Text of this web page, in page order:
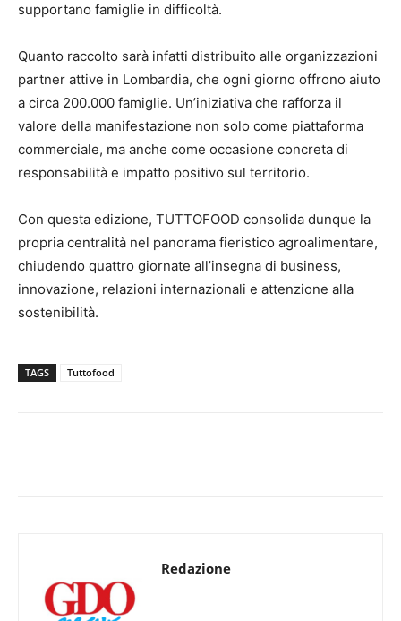
supportano famiglie in difficoltà.
Quanto raccolto sarà infatti distribuito alle organizzazioni
partner attive in Lombardia, che ogni giorno offrono aiuto
a circa 200.000 famiglie. Un’iniziativa che rafforza il
valore della manifestazione non solo come piattaforma
commerciale, ma anche come occasione concreta di
responsabilità e impatto positivo sul territorio.
Con questa edizione, TUTTOFOOD consolida dunque la
propria centralità nel panorama fieristico agroalimentare,
chiudendo quattro giornate all’insegna di business,
innovazione, relazioni internazionali e attenzione alla
sostenibilità.
TAGS Tuttofood
Redazione